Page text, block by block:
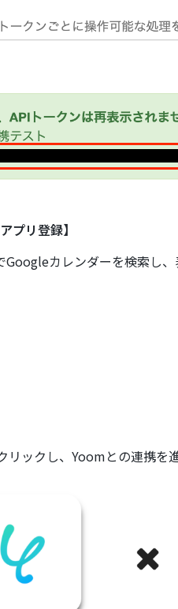
プリ登録】
カレンダーを検索し
リックし、Yoomとの連携を